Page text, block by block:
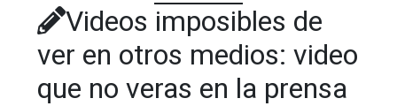
Videos imposibles de
ver en otros medios: video
que no veras en la prensa